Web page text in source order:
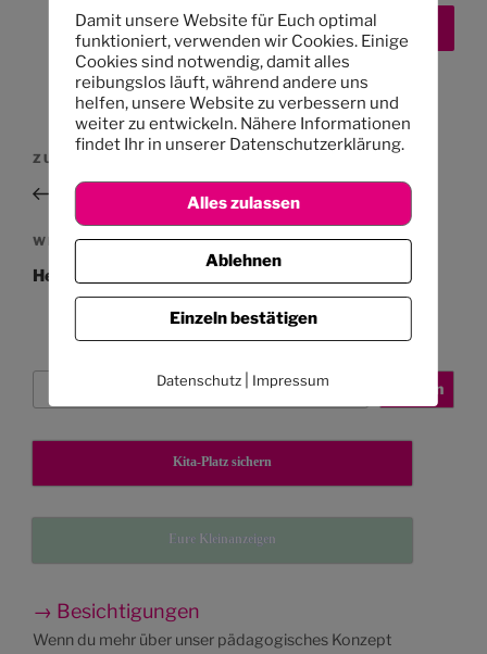
Beitragsnavigation
Vorheriger
Beitrag
ZURÜCK
Unser Mittagessen: 30.03. – 3.04.15
Nächster
Beitrag
WEITER
Heute in der Vorschule
Suchen
Kita-Platz sichern
Eure Kleinanzeigen
→ Besichtigungen
Wenn du mehr über unser pädagogisches Konzept
Damit unsere Website für Euch optimal
funktioniert, verwenden wir Cookies. Einige
Cookies sind notwendig, damit alles
reibungslos läuft, während andere uns
helfen, unsere Website zu verbessern und
weiter zu entwickeln. Nähere Informationen
findet Ihr in unserer Datenschutzerklärung.
Alles zulassen
Ablehnen
Einzeln bestätigen
Datenschutz Impressum